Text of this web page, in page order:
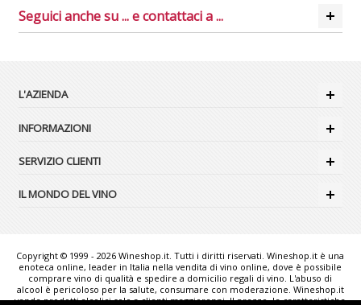
Seguici anche su ... e contattaci a ...
L'AZIENDA
INFORMAZIONI
SERVIZIO CLIENTI
IL MONDO DEL VINO
Copyright © 1999 - 2026 Wineshop.it. Tutti i diritti riservati. Wineshop.it è una
enoteca online, leader in Italia nella vendita di vino online, dove è possibile
comprare vino di qualità e spedire a domicilio regali di vino. L'abuso di
alcool è pericoloso per la salute, consumare con moderazione. Wineshop.it
vende prodotti alcolici solo a clienti maggiorenni. Il prezzo, le caratteristiche